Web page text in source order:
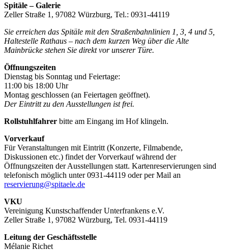
Spitäle – Galerie
Zeller Straße 1, 97082 Würzburg, Tel.: 0931-44119
Sie erreichen das Spitäle mit den Straßenbahnlinien 1, 3, 4 und 5,
Haltestelle Rathaus – nach dem kurzen Weg über die Alte
Mainbrücke stehen Sie direkt vor unserer Türe.
Öffnungszeiten
Dienstag bis Sonntag und Feiertage:
11:00 bis 18:00 Uhr
Montag geschlossen (an Feiertagen geöffnet).
Der Eintritt zu den Ausstellungen ist frei.
Rollstuhlfahrer bitte am Eingang im Hof klingeln.
Vorverkauf
Für Veranstaltungen mit Eintritt (Konzerte, Filmabende,
Diskussionen etc.) findet der Vorverkauf während der
Öffnungszeiten der Ausstellungen statt. Kartenreservierungen sind
telefonisch möglich unter 0931-44119 oder per Mail an
reservierung@spitaele.de
VKU
Vereinigung Kunstschaffender Unterfrankens e.V.
Zeller Straße 1, 97082 Würzburg, Tel. 0931-44119
Leitung der Geschäftsstelle
Mélanie Richet